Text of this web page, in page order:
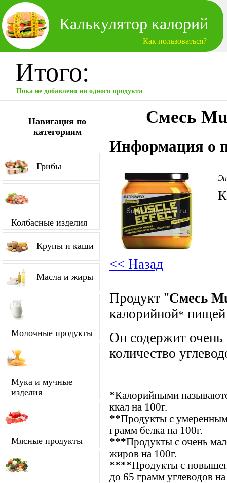
Калькулятор калорий
Как пользоваться?
Итого:
Пока не добавлено ни одного продукта
Навигация по
категориям
Грибы
Колбасные изделия
Крупы и каши
Масла и жиры
Молочные продукты
Мука и мучные
изделия
Мясные продукты
Смесь
Информация о
<< Назад
Продукт "Смесь
калорийной*
Он содержит очень
количество
*Калорийными
ккал на 100г.
**Продукты с
грамм белка на 100г.
***Продукты с очень
жиров на 100г.
****Продукты с
до 65 грамм углеводов